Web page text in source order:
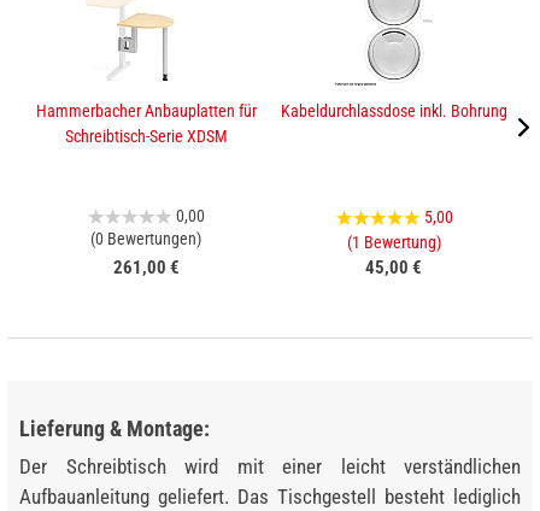
Hammerbacher Anbauplatten für
Schreibtisch-Serie XDSM
0,00
(0 Bewertungen)
261,00 €
Kabeldurchlassdose inkl. Bohrung
5,00
(1 Bewertung)
45,00 €
Lieferung & Montage:
Der Schreibtisch wird mit einer leicht verständlichen
Aufbauanleitung geliefert. Das Tischgestell besteht lediglich